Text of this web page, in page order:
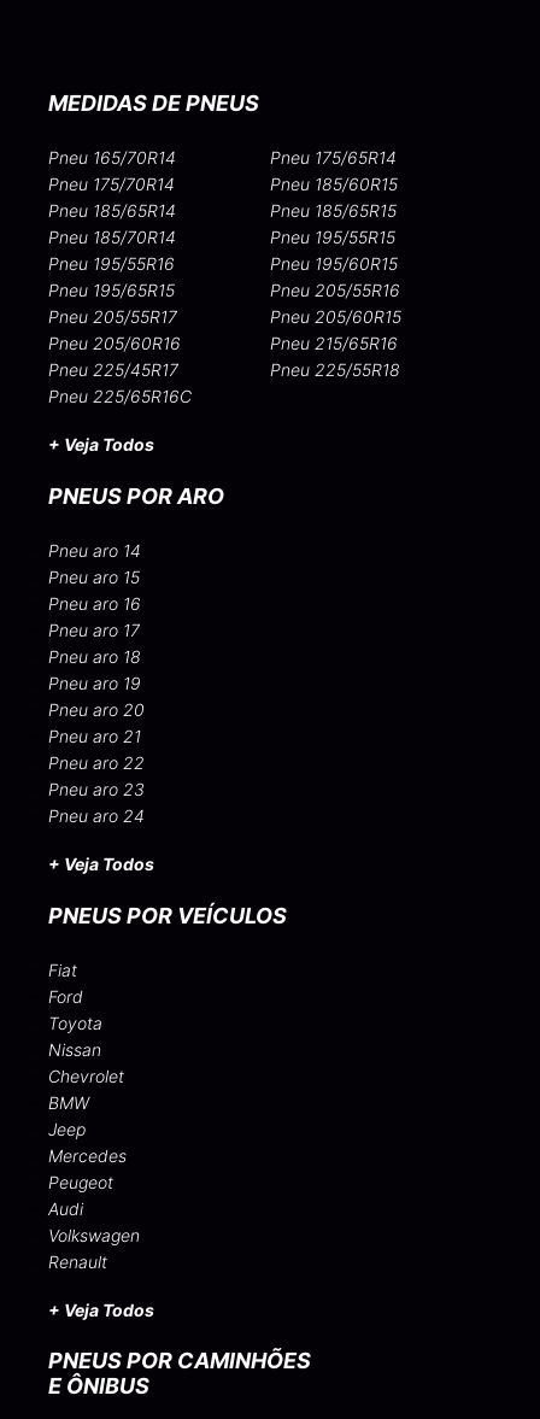
MEDIDAS DE PNEUS
Pneu 165/70R14
Pneu 175/65R14
Pneu 175/70R14
Pneu 185/60R15
Pneu 185/65R14
Pneu 185/65R15
Pneu 185/70R14
Pneu 195/55R15
Pneu 195/55R16
Pneu 195/60R15
Pneu 195/65R15
Pneu 205/55R16
Pneu 205/55R17
Pneu 205/60R15
Pneu 205/60R16
Pneu 215/65R16
Pneu 225/45R17
Pneu 225/55R18
Pneu 225/65R16C
+ Veja Todos
PNEUS POR ARO
Pneu aro 14
Pneu aro 15
Pneu aro 16
Pneu aro 17
Pneu aro 18
Pneu aro 19
Pneu aro 20
Pneu aro 21
Pneu aro 22
Pneu aro 23
Pneu aro 24
+ Veja Todos
PNEUS POR VEÍCULOS
Fiat
Ford
Toyota
Nissan
Chevrolet
BMW
Jeep
Mercedes
Peugeot
Audi
Volkswagen
Renault
+ Veja Todos
PNEUS POR CAMINHÕES
E ÔNIBUS